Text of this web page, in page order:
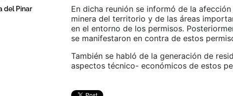
del Pinar
En dicha reunión se informó de la
minera del territorio y de las áreas
en el entorno de los permisos.
se manifestaron en contra de estos
También se habló de la generación de
aspectos técnico- económicos de estos